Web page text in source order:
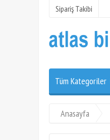
Sipariş Takibi
Tüm Kategoriler
Anasayfa